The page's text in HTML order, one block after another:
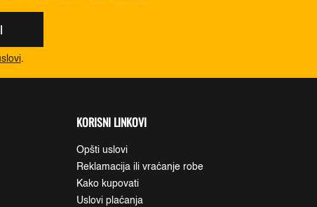
.
KORISNI LINKOVI
Opšti uslovi
Reklamacija ili vraćanje robe
Kako kupovati
Uslovi plaćanja